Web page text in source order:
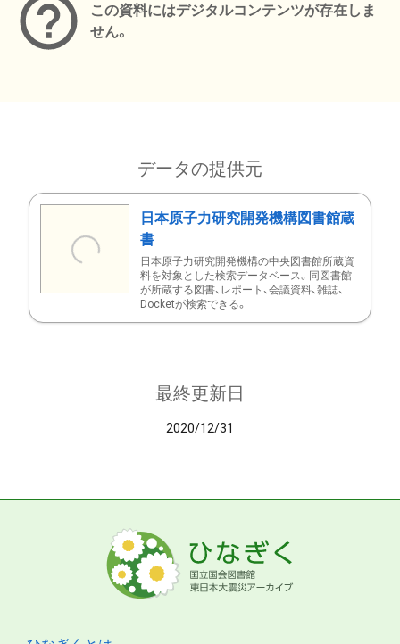
この資料にはデジタルコンテンツが存在しま
せん。
データの提供元
日本原子力研究開発機構図書館蔵
書
日本原子力研究開発機構の中央図書館所蔵資
料を対象とした検索データベース。同図書館
が所蔵する図書、レポート、会議資料、雑誌、
Docketが検索できる。
最終更新日
2020/12/31